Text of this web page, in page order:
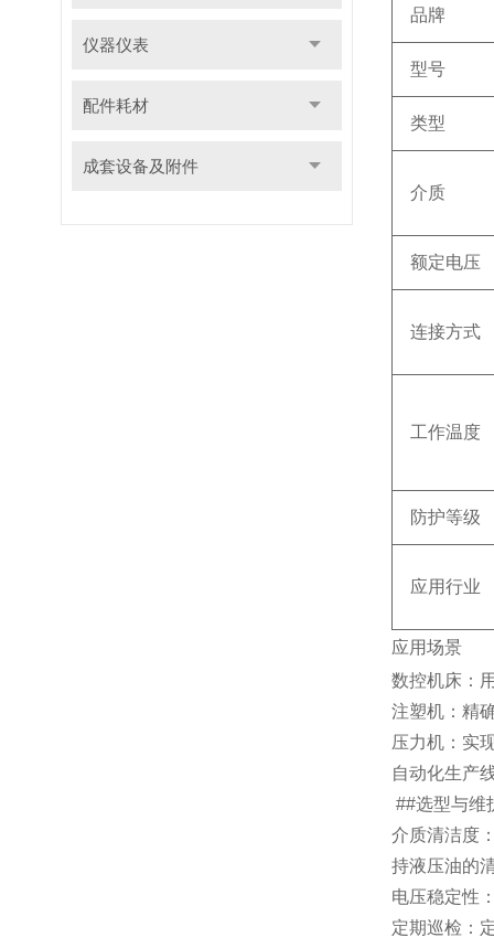
仪器仪表
配件耗材
成套设备及附件
品牌
型号
类型
介质
额定电压
连接方式
工作温度
防护等级
应用行业
应用场景
数控机床 ：
注塑机 ：精
压力机 ：实
自动化生产
##选型与维
介质清洁度
持液压油的
电压稳定性
定期巡检 ：